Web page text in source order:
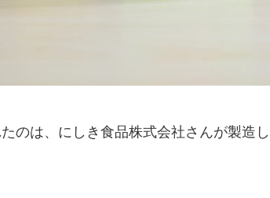
のは、にしき食品株式会社さんが製造